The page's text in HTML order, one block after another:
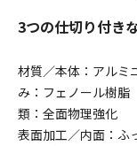
3つの仕切り付き
材質／本体：アル
み：フェノール樹
類：全面物理強化
表面加工／内面：